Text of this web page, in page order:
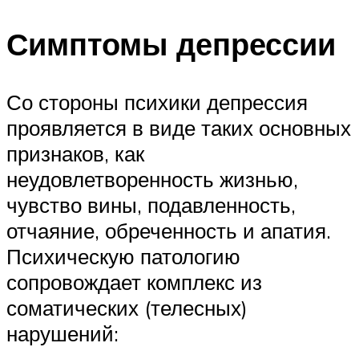
Симптомы депрессии
Со стороны психики депрессия
проявляется в виде таких основных
признаков, как
неудовлетворенность жизнью,
чувство вины, подавленность,
отчаяние, обреченность и апатия.
Психическую патологию
сопровождает комплекс из
соматических (телесных)
нарушений: